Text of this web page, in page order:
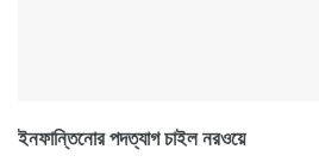
ইনফান্তিনোর পদত্যাগ চাইল নরওয়ে